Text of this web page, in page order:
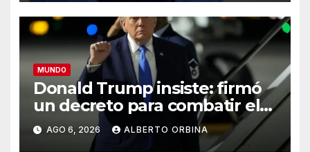
MUNDO
Donald Trump insiste: firmó
un decreto para combatir el
“turismo” de ciudadanía por
nacimiento
AGO 6, 2026 ALBERTO ORBINA